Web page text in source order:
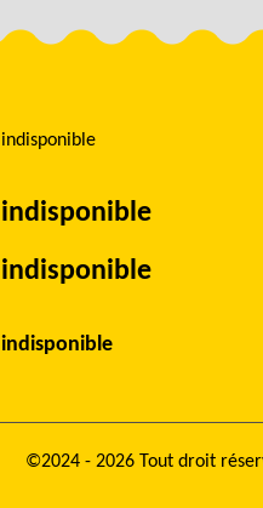
indisponible
indisponible
indisponible
indisponible
©2024 - 2026 Tout droit